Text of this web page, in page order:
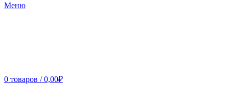
Меню
0 товаров / 0,00₽